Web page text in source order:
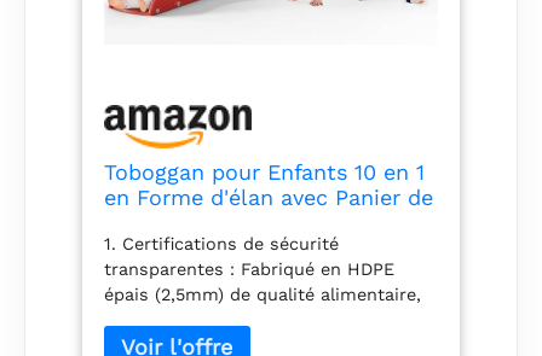
Toboggan pour Enfants 10 en 1
en Forme d'élan avec Panier de
Structure d'escalade,Toboggan
d'intérieur pour Enfants,Jouets
d'aire de Jeux
Montessori(Bleu-Rouge)
1. Certifications de sécurité
transparentes：Fabriqué en HDPE
épais (2,5mm) de qualité alimentaire,
BPA/phthalates. Testé et certifié selon